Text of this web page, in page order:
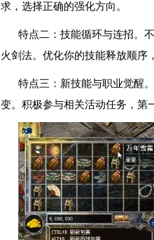
求，选择正确的强化方向。
特点二：技能循环与连招。
火剑法。优化你的技能释放顺序
特点三：新技能与职业觉醒
变。积极参与相关活动任务，第